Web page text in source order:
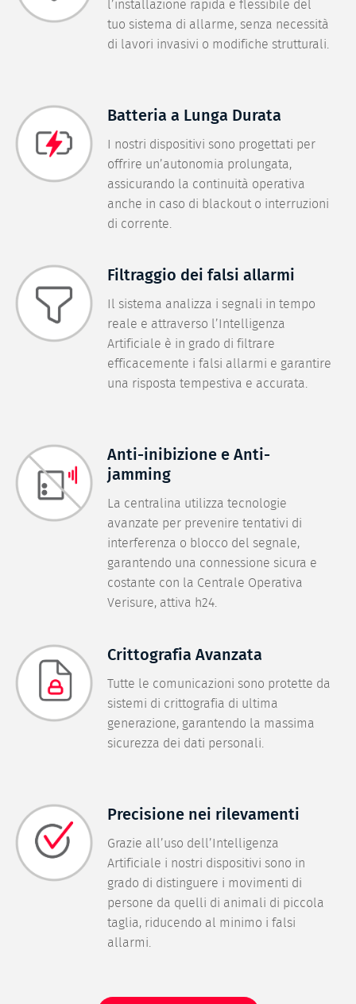
l’installazione rapida e flessibile del
tuo sistema di allarme, senza necessità
di lavori invasivi o modifiche strutturali.
Batteria a Lunga Durata
I nostri dispositivi sono progettati per
offrire un’autonomia prolungata,
assicurando la continuità operativa
anche in caso di blackout o interruzioni
di corrente.
Filtraggio dei falsi allarmi
Il sistema analizza i segnali in tempo
reale e attraverso l’Intelligenza
Artificiale è in grado di filtrare
efficacemente i falsi allarmi e garantire
una risposta tempestiva e accurata.
Anti-inibizione e Anti-
jamming
La centralina utilizza tecnologie
avanzate per prevenire tentativi di
interferenza o blocco del segnale,
garantendo una connessione sicura e
costante con la Centrale Operativa
Verisure, attiva h24.
Crittografia Avanzata
Tutte le comunicazioni sono protette da
sistemi di crittografia di ultima
generazione, garantendo la massima
sicurezza dei dati personali.
Precisione nei rilevamenti
Grazie all’uso dell’Intelligenza
Artificiale i nostri dispositivi sono in
grado di distinguere i movimenti di
persone da quelli di animali di piccola
taglia, riducendo al minimo i falsi
allarmi.